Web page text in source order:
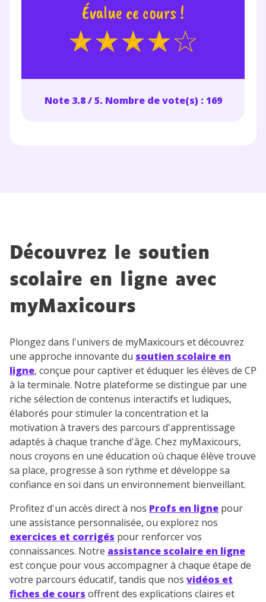
Évalue ce cours !
Note 3.8 / 5. Nombre de vote(s) : 169
Découvrez le soutien
scolaire en ligne avec
myMaxicours
Plongez dans l'univers de myMaxicours et découvrez
une approche innovante du soutien scolaire en
ligne, conçue pour captiver et éduquer les élèves de CP
à la terminale. Notre plateforme se distingue par une
riche sélection de contenus interactifs et ludiques,
élaborés pour stimuler la concentration et la
motivation à travers des parcours d'apprentissage
adaptés à chaque tranche d'âge. Chez myMaxicours,
nous croyons en une éducation où chaque élève trouve
sa place, progresse à son rythme et développe sa
confiance en soi dans un environnement bienveillant.
Profitez d'un accès direct à nos Profs en ligne pour
une assistance personnalisée, ou explorez nos
exercices et corrigés pour renforcer vos
connaissances. Notre assistance scolaire en ligne
est conçue pour vous accompagner à chaque étape de
votre parcours éducatif, tandis que nos vidéos et
fiches de cours offrent des explications claires et
Votre adresse e-mail sera exclusivement utilisée pour
vous envoyer notre newsletter. Vous pourrez vous
désinscrire à tout moment, à travers le lien de
consulter
notre charte